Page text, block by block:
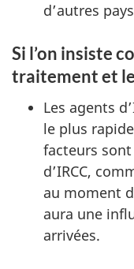
d’autres
Si l’on insiste
traitement et
Les agents
le plus
facteurs
d’IRCC,
au moment
aura une
arrivées.